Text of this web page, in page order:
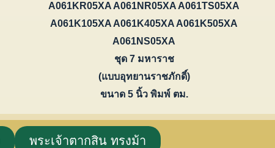
A061KR05XA A061NR05XA A061TS05XA
A061K105XA A061K405XA A061K505XA
A061NS05XA
ชุด 7 มหาราช
(แบบอุทยานราชภักดิ์)
ขนาด 5 นิ้ว พิมพ์ ตม.
พระเจ้าตากสิน ทรงม้า